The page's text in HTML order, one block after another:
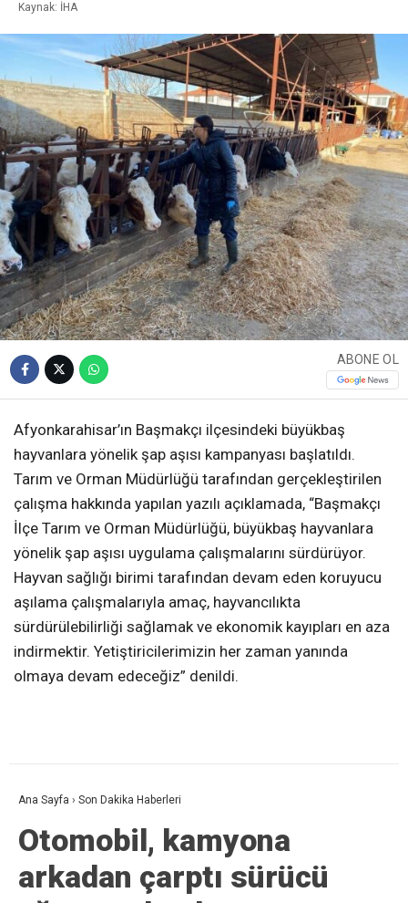
Kaynak: İHA
ABONE OL
Afyonkarahisar’ın Başmakçı ilçesindeki büyükbaş
hayvanlara yönelik şap aşısı kampanyası başlatıldı.
Tarım ve Orman Müdürlüğü tarafından gerçekleştirilen
çalışma hakkında yapılan yazılı açıklamada, “Başmakçı
İlçe Tarım ve Orman Müdürlüğü, büyükbaş hayvanlara
yönelik şap aşısı uygulama çalışmalarını sürdürüyor.
Hayvan sağlığı birimi tarafından devam eden koruyucu
aşılama çalışmalarıyla amaç, hayvancılıkta
sürdürülebilirliği sağlamak ve ekonomik kayıpları en aza
indirmektir. Yetiştiricilerimizin her zaman yanında
olmaya devam edeceğiz” denildi.
Ana Sayfa › Son Dakika Haberleri
Otomobil, kamyona
arkadan çarptı sürücü